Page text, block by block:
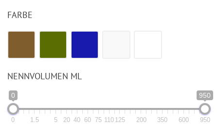
FARBE
NENNVOLUMEN ML
0 950
0 1.5 5 20 40 60 75 110 125 200 350 600 950